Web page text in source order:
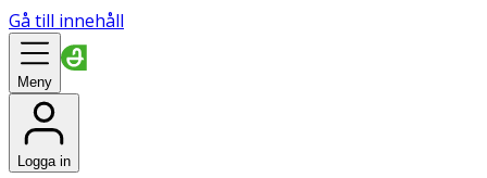
Gå till innehåll
Meny
Logga in